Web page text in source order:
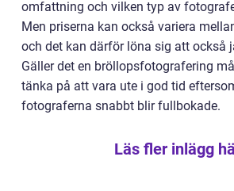
omfattning och vilken typ av
Men priserna kan också variera
och det kan därför löna sig att också
Gäller det en bröllopsfotografering
tänka på att vara ute i god tid
fotograferna snabbt blir fullbokade.
Läs fler inlägg